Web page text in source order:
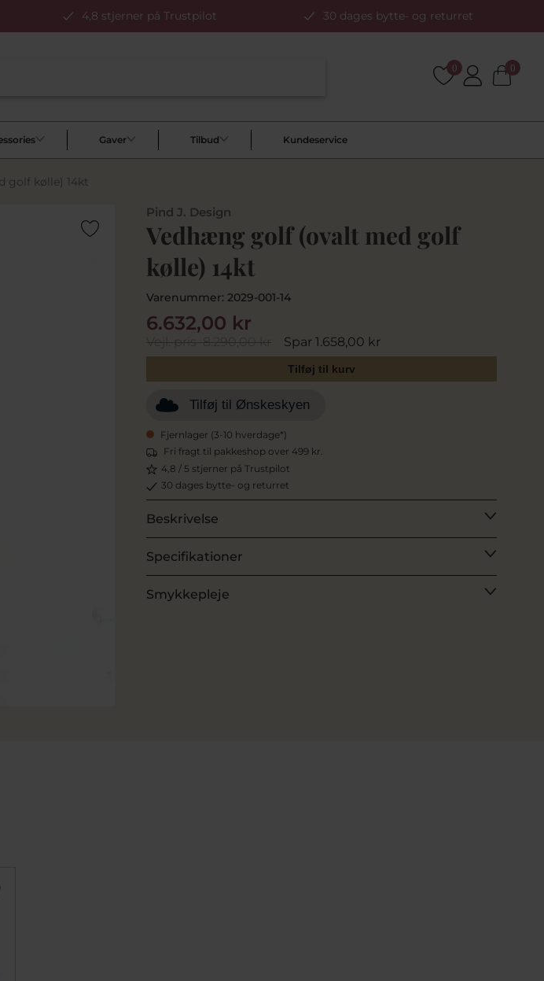
4,8 stjerner på Trustpilot 30 dages bytte- og returret
0 0
Gaver Tilbud Kundeservice
golf kølle) 14kt
Pind J. Design
Vedhæng golf (ovalt med golf
kølle) 14kt
Varenummer: 2029-001-14
Vejl. pris8.290,00 kr Spar 1.658,00 kr
6.632,00 kr
Tilføj til kurv
Tilføj til Ønskeskyen
Fjernlager (3-10 hverdage*)
Fri fragt til pakkeshop over 499 kr.
4,8 / 5 stjerner på Trustpilot
30 dages bytte- og returret
Beskrivelse
Specifikationer
Smykkepleje